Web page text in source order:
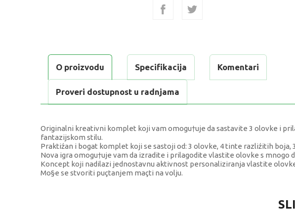
O proizvodu Specifikacija Komentari
Proveri dostupnost u radnjama
Originalni kreativni komplet koji vam omogu†uje da sastavite 3 olovke i
fantazijskom stilu.
Praktiźan i bogat komplet koji se sastoji od: 3 olovke, 4 tinte razliźitih boja,
Nova igra omogu†uje vam da izradite i prilagodite vlastite olovke s mnogo
Koncept koji nadilazi jednostavnu aktivnost personaliziranja vlastite
Mo§e se stvoriti puçtanjem maçti na volju.
Kreativni